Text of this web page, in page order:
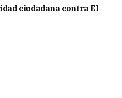
ciudadana contra El